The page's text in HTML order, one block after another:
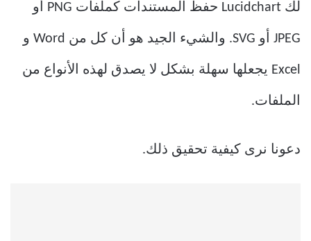
لك Lucidchart حفظ المستندات كملفات PNG أو
JPEG أو SVG. والشيء الجيد هو أن كل من Word و
Excel يجعلها سهلة بشكل لا يصدق لهذه الأنواع من
الملفات.
دعونا نرى كيفية تحقيق ذلك.